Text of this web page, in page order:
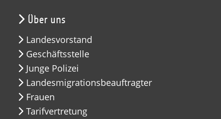
Über uns
Landesvorstand
Geschäftsstelle
Junge Polizei
Landesmigrationsbeauftragter
Frauen
Tarifvertretung